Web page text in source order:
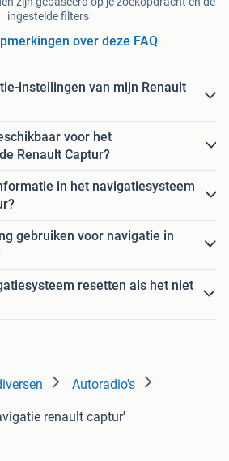
ingestelde filters
over deze FAQ
instellingen van mijn Renault
voor het
Renault Captur?
in het navigatiesysteem
gebruiken voor navigatie in
resetten als het niet
Autoradio's
renault captur'